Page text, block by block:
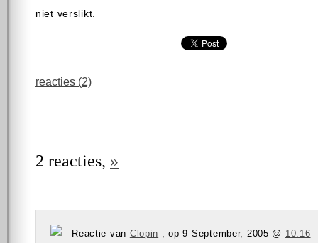
niet verslikt.
reacties (2)
2 reacties, »
Reactie van Clopin , op 9 September, 2005 @ 10:16